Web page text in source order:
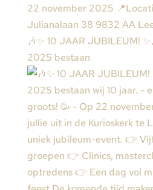
🎶✨ 10 JAAR JUBILEUM!
2025 bestaan